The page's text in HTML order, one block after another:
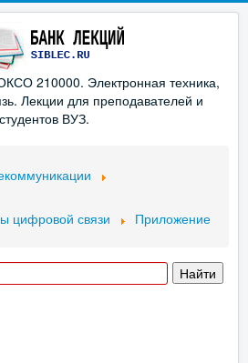
210000. Электронная техника,
Лекции для преподавателей и
студентов ВУЗ.
цифровой связи Приложение